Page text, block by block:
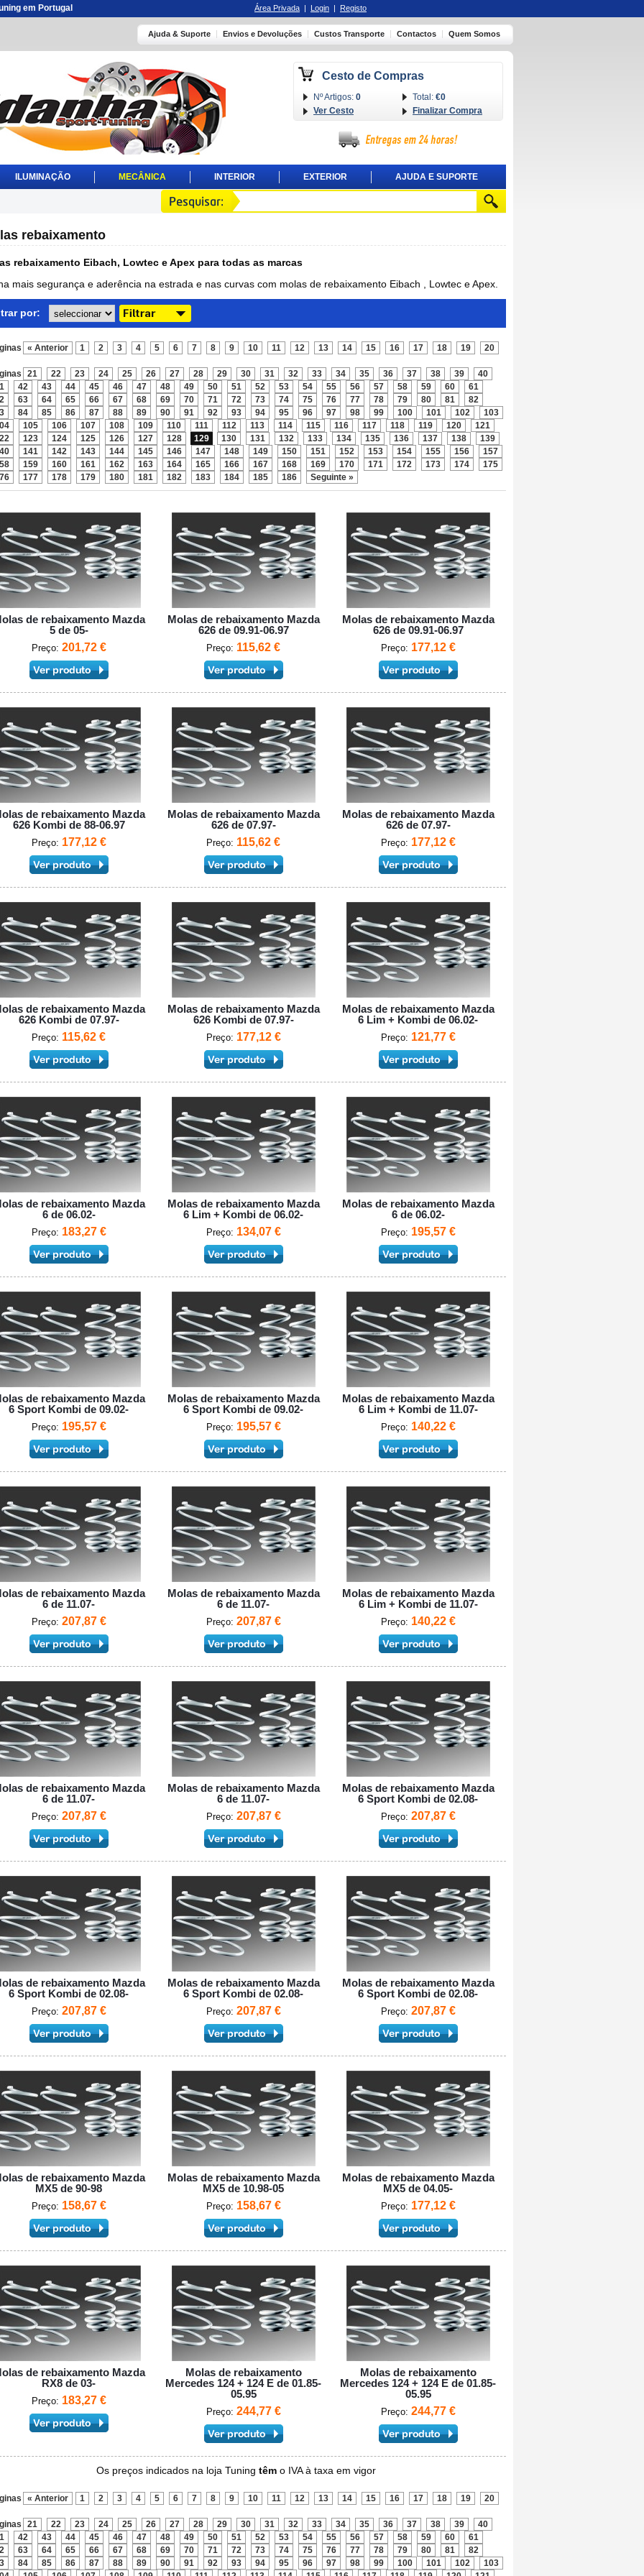
em Portugal Área Privada | Login | Registo
Ajuda & Suporte Envios e Devoluções Custos Transporte Contactos Quem Somos
Cesto de Compras
Nº Artigos: 0
Ver Cesto
Total: €0
Finalizar Compra
ILUMINAÇÃO MECÂNICA INTERIOR EXTERIOR AJUDA E SUPORTE
rebaixamento
rebaixamento Eibach, Lowtec e Apex para todas as marcas
mais segurança e aderência na estrada e nas curvas com molas de rebaixamento Eibach , Lowtec e Apex.
por:
« Anterior 1 2 3 4 5 6 7 8 9 10 11 12 13 14 15 16 17 18 19 20
21 22 23 24 25 26 27 28 29 30 31 32 33 34 35 36 37 38 39
40
42 43 44 45 46 47 48 49 50 51 52 53 54 55 56 57 58 59 60
61
63 64 65 66 67 68 69 70 71 72 73 74 75 76 77 78 79 80 81
82
84 85 86 87 88 89 90 91 92 93 94 95 96 97 98 99 100 101 102
103
105 106 107 108 109 110 111 112 113 114 115 116 117 118 119 120
121
123 124 125 126 127 128 129 130 131 132 133 134 135 136 137 138
139
141 142 143 144 145 146 147 148 149 150 151 152 153 154 155 156
157
159 160 161 162 163 164 165 166 167 168 169 170 171 172 173 174
175
177 178 179 180 181 182 183 184 185 186 Seguinte »
de rebaixamento Mazda
5 de 05-
Preço: 201,72 €
Molas de rebaixamento Mazda
626 de 09.91-06.97
Preço: 115,62 €
Molas de rebaixamento Mazda
626 de 09.91-06.97
Preço: 177,12 €
de rebaixamento Mazda
626 Kombi de 88-06.97
Preço: 177,12 €
Molas de rebaixamento Mazda
626 de 07.97-
Preço: 115,62 €
Molas de rebaixamento Mazda
626 de 07.97-
Preço: 177,12 €
de rebaixamento Mazda
626 Kombi de 07.97-
Preço: 115,62 €
Molas de rebaixamento Mazda
626 Kombi de 07.97-
Preço: 177,12 €
Molas de rebaixamento Mazda
6 Lim + Kombi de 06.02-
Preço: 121,77 €
de rebaixamento Mazda
6 de 06.02-
Preço: 183,27 €
Molas de rebaixamento Mazda
6 Lim + Kombi de 06.02-
Preço: 134,07 €
Molas de rebaixamento Mazda
6 de 06.02-
Preço: 195,57 €
de rebaixamento Mazda
6 Sport Kombi de 09.02-
Preço: 195,57 €
Molas de rebaixamento Mazda
6 Sport Kombi de 09.02-
Preço: 195,57 €
Molas de rebaixamento Mazda
6 Lim + Kombi de 11.07-
Preço: 140,22 €
de rebaixamento Mazda
6 de 11.07-
Preço: 207,87 €
Molas de rebaixamento Mazda
6 de 11.07-
Preço: 207,87 €
Molas de rebaixamento Mazda
6 Lim + Kombi de 11.07-
Preço: 140,22 €
de rebaixamento Mazda
6 de 11.07-
Preço: 207,87 €
Molas de rebaixamento Mazda
6 de 11.07-
Preço: 207,87 €
Molas de rebaixamento Mazda
6 Sport Kombi de 02.08-
Preço: 207,87 €
de rebaixamento Mazda
6 Sport Kombi de 02.08-
Preço: 207,87 €
Molas de rebaixamento Mazda
6 Sport Kombi de 02.08-
Preço: 207,87 €
Molas de rebaixamento Mazda
6 Sport Kombi de 02.08-
Preço: 207,87 €
de rebaixamento Mazda
MX5 de 90-98
Preço: 158,67 €
Molas de rebaixamento Mazda
MX5 de 10.98-05
Preço: 158,67 €
Molas de rebaixamento Mazda
MX5 de 04.05-
Preço: 177,12 €
de rebaixamento Mazda
RX8 de 03-
Preço: 183,27 €
Molas de rebaixamento
Mercedes 124 + 124 E de 01.85-
05.95
Preço: 244,77 €
Molas de rebaixamento
Mercedes 124 + 124 E de 01.85-
05.95
Preço: 244,77 €
Os preços indicados na loja Tuning têmo IVA à taxa em vigor
« Anterior 1 2 3 4 5 6 7 8 9 10 11 12 13 14 15 16 17 18 19 20
21 22 23 24 25 26 27 28 29 30 31 32 33 34 35 36 37 38 39
40
42 43 44 45 46 47 48 49 50 51 52 53 54 55 56 57 58 59 60
61
63 64 65 66 67 68 69 70 71 72 73 74 75 76 77 78 79 80 81
82
84 85 86 87 88 89 90 91 92 93 94 95 96 97 98 99 100 101 102
103